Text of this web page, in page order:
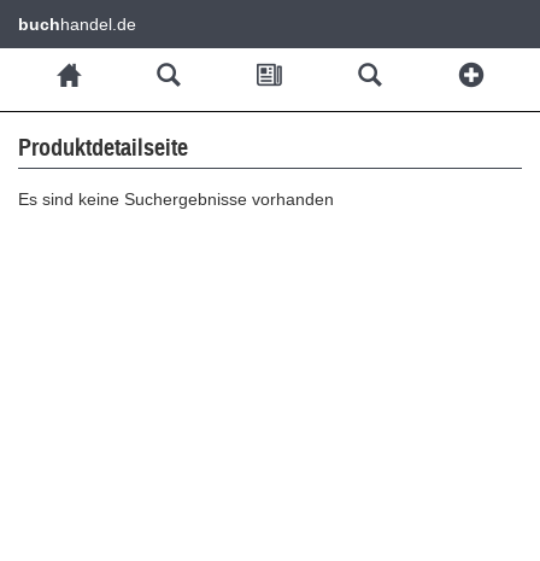
buchhandel.de
Produktdetailseite
Es sind keine Suchergebnisse vorhanden